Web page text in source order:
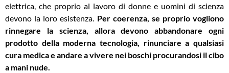
elettrica, che proprio al lavoro di donne e uomini di scienza
devono la loro esistenza. Per coerenza, se proprio vogliono
rinnegare la scienza, allora devono abbandonare ogni
prodotto della moderna tecnologia, rinunciare a qualsiasi
cura medica e andare a vivere nei boschi procurandosi il cibo
a mani nude.